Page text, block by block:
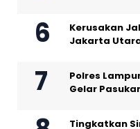
Kerusakan
Jakarta
Polres
Gelar
Tingkatkan